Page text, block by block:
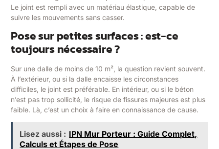
Le joint est rempli avec un matériau élastique, capable de
suivre les mouvements sans casser.
Pose sur petites surfaces : est-ce
toujours nécessaire ?
Sur une dalle de moins de 10 m², la question revient souvent.
À l’extérieur, ou si la dalle encaisse les circonstances
difficiles, le joint est préférable. En intérieur, ou si le béton
n’est pas trop sollicité, le risque de fissures majeures est plus
faible. Là, c’est un choix à faire en connaissance de cause.
Lisez aussi : IPN Mur Porteur : Guide Complet,
Calculs et Étapes de Pose